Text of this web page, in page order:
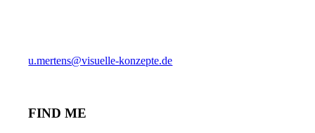
u.mertens@visuelle-konzepte.de
FIND ME